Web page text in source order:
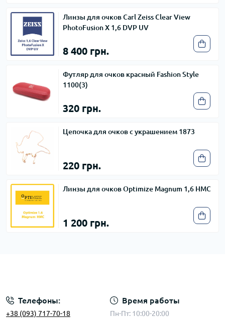
Линзы для очков Carl Zeiss Clear View
PhotoFusion X 1,6 DVP UV
8 400 грн.
Футляр для очков красный Fashion Style
1100(3)
320 грн.
Цепочка для очков с украшением 1873
220 грн.
Линзы для очков Optimize Magnum 1,6 HMC
1 200 грн.
Телефоны:
+38 (093) 717-70-18
Время работы
Пн-Пт: 10:00-20:00